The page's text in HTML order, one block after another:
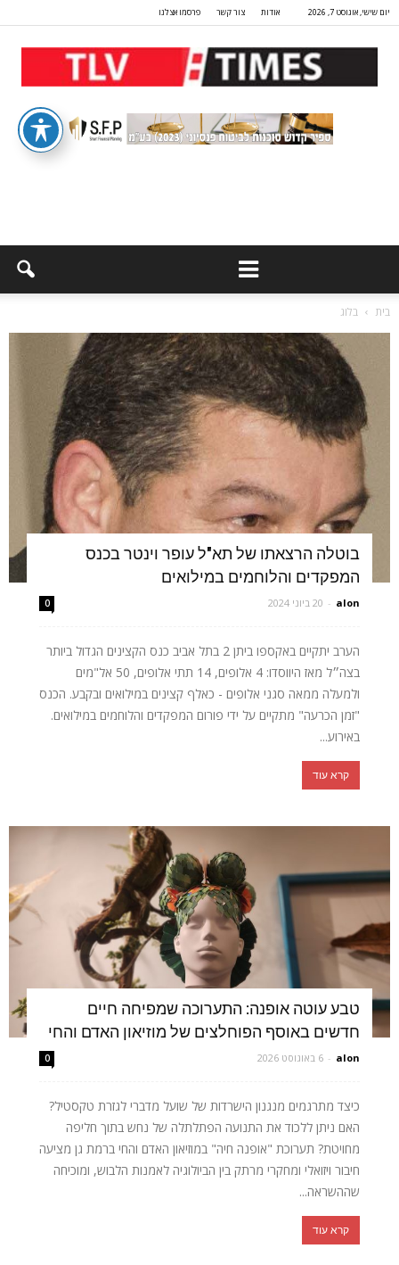
יום שישי, אוגוסט 7, 2026 אודות צור קשר פרסמו אצלנו
בית בלוג
בוטלה הרצאתו של תא"ל עופר וינטר בכנס
המפקדים והלוחמים במילואים
alon
- 20 ביוני 2024 0
הערב יתקיים באקספו ביתן 2 בתל אביב כנס הקצינים הגדול ביותר
בצה״ל מאז היווסדו: 4 אלופים, 14 תתי אלופים, 50 אל"מים
ולמעלה ממאה סגני אלופים - כאלף קצינים במילואים ובקבע. הכנס
"זמן הכרעה" מתקיים על ידי פורום המפקדים והלוחמים במילואים.
באירוע...
קרא עוד
טבע עוטה אופנה: התערוכה שמפיחה חיים
חדשים באוסף הפוחלצים של מוזיאון האדם והחי
alon
- 6 באוגוסט 2026 0
כיצד מתרגמים מנגנון הישרדות של שועל מדברי לגזרת טקסטיל?
האם ניתן ללכוד את התנועה הפתלתלה של נחש בתוך חליפה
מחויטת? תערוכת "אופנה חיה" במוזיאון האדם והחי ברמת גן מציעה
חיבור ויזואלי ומחקרי מרתק בין הביולוגיה לאמנות הלבוש, ומוכיחה
שההשראה...
קרא עוד